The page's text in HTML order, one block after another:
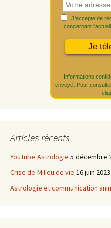
J'accepte de
concernant
Informations
envoyé. Pour
Articles récents
YouTube Astrologie 5 décembre
Crise de Milieu de vie 16 juin 2023
Astrologie et communication